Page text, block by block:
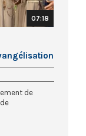
07:18
de